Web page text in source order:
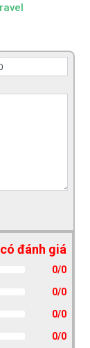
đánh giá
0/0
0/0
0/0
0/0